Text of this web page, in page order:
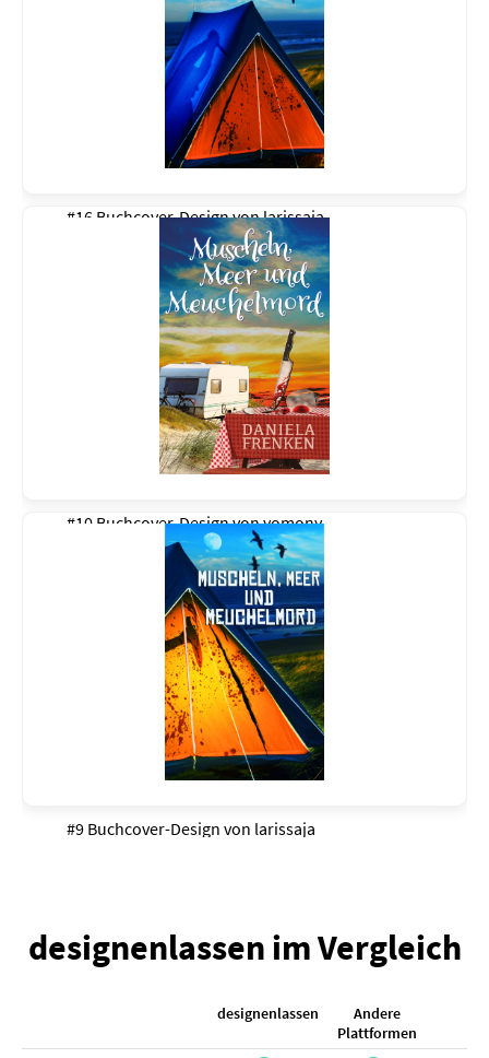
#16 Buchcover-Design vonlarissaja
#10 Buchcover-Design vonyomony
#9 Buchcover-Design von larissaja
designenlassen im Vergleich
designenlassen
Andere
Plattformen